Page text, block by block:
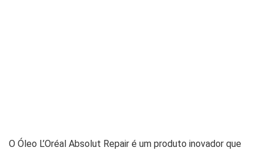
O Óleo L’Oréal Absolut Repair é um produto inovador que